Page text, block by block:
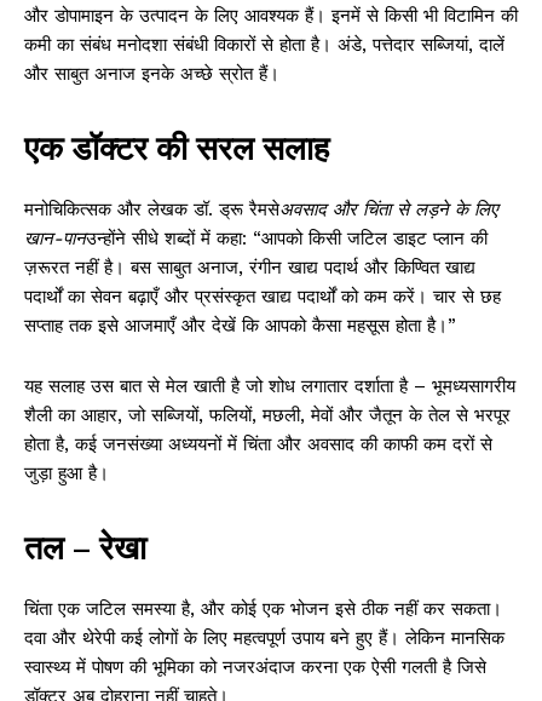
और डोपामाइन के उत्पादन के लिए आवश्यक हैं। इनमें से किसी भी विटामिन की
कमी का संबंध मनोदशा संबंधी विकारों से होता है। अंडे, पत्तेदार सब्जियां, दालें
और साबुत अनाज इनके अच्छे स्रोत हैं।
एक डॉक्टर की सरल सलाह
मनोचिकित्सक और लेखक डॉ. ड्रू रैमसेअवसाद और चिंता से लड़ने के लिए
खान-पानउन्होंने सीधे शब्दों में कहा: “आपको किसी जटिल डाइट प्लान की
ज़रूरत नहीं है। बस साबुत अनाज, रंगीन खाद्य पदार्थ और किण्वित खाद्य
पदार्थों का सेवन बढ़ाएँ और प्रसंस्कृत खाद्य पदार्थों को कम करें। चार से छह
सप्ताह तक इसे आजमाएँ और देखें कि आपको कैसा महसूस होता है।”
यह सलाह उस बात से मेल खाती है जो शोध लगातार दर्शाता है – भूमध्यसागरीय
शैली का आहार, जो सब्जियों, फलियों, मछली, मेवों और जैतून के तेल से भरपूर
होता है, कई जनसंख्या अध्ययनों में चिंता और अवसाद की काफी कम दरों से
जुड़ा हुआ है।
तल – रेखा
चिंता एक जटिल समस्या है, और कोई एक भोजन इसे ठीक नहीं कर सकता।
दवा और थेरेपी कई लोगों के लिए महत्वपूर्ण उपाय बने हुए हैं। लेकिन मानसिक
स्वास्थ्य में पोषण की भूमिका को नजरअंदाज करना एक ऐसी गलती है जिसे
डॉक्टर अब दोहराना नहीं चाहते।